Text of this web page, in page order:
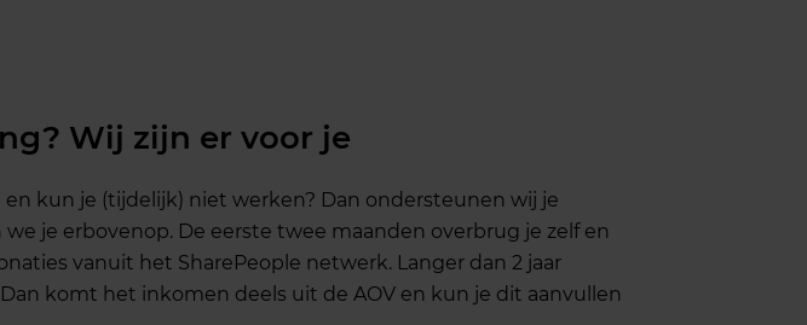
Wij zijn er voor je
kun je (tijdelijk) niet werken? Dan ondersteunen wij je
je erbovenop. De eerste twee maanden overbrug je zelf en
vanuit het SharePeople netwerk. Langer dan 2 jaar
komt het inkomen deels uit de AOV en kun je dit aanvullen